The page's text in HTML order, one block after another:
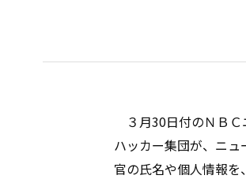
３月30日付のＮＢＣ
ハッカー集団が、ニ
官の氏名や個人情報を